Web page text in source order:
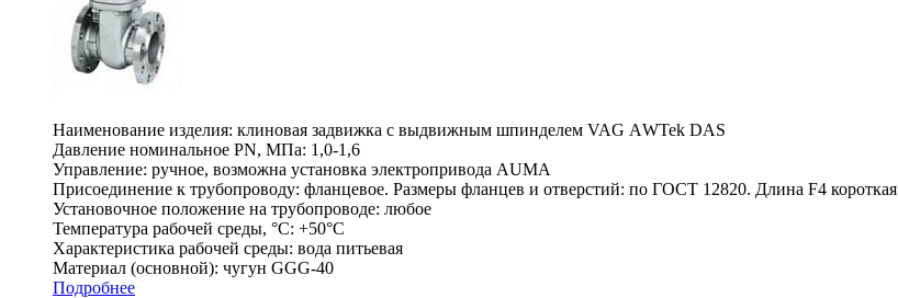
Наименование изделия: клиновая задвижка c выдвижным шпинделем VAG АWTek DAS
Давление номинальное PN, МПа: 1,0-1,6
Управление: ручное, возможна установка электропривода AUMA
Присоединение к трубопроводу: фланцевое. Размеры фланцев и отверстий: по ГОСТ 12820. Длина F4 короткая
Установочное положение на трубопроводе: любое
Температура рабочей среды, °С: +50°C
Характеристика рабочей среды: вода питьевая
Материал (основной): чугун GGG-40
Подробнее